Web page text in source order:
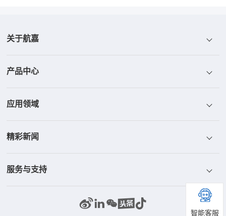
关于航嘉
航嘉介绍
航嘉荣誉
航嘉文化
航嘉研发
产品中心
电源
散热器
显示器
应用领域
ICT
工控与安防
精彩新闻
新闻中心
服务与支持
智能客服